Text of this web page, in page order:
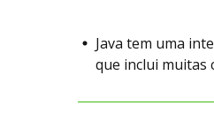
Java tem uma
que inclui muitas